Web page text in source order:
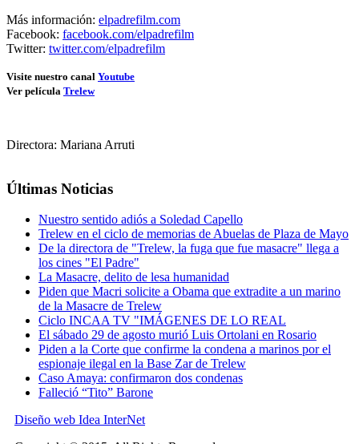
Más información: elpadrefilm.com
Facebook: facebook.com/elpadrefilm
Twitter: twitter.com/elpadrefilm
Visite nuestro canal Youtube
Ver película Trelew
Directora: Mariana Arruti
Últimas Noticias
Nuestro sentido adiós a Soledad Capello
Trelew en el ciclo de memorias de Abuelas de Plaza de Mayo
De la directora de "Trelew, la fuga que fue masacre" llega a
los cines "El Padre"
La Masacre, delito de lesa humanidad
Piden que Macri solicite a Obama que extradite a un marino
de la Masacre de Trelew
Ciclo INCAA TV "IMÁGENES DE LO REAL
El sábado 29 de agosto murió Luis Ortolani en Rosario
Piden a la Corte que confirme la condena a marinos por el
espionaje ilegal en la Base Zar de Trelew
Caso Amaya: confirmaron dos condenas
Falleció “Tito” Barone
Diseño web Idea InterNet